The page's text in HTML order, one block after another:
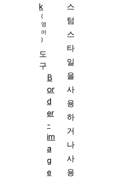
스
텀
스
타
일
을
사
용
하
거
나
사
용
k
도
구
B
or
d
er
-
im
a
g
e